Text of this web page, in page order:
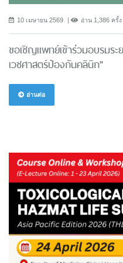
10 เมษายน 2569 อ่าน 1,386 ครั้ง
ขอเชิญแพทย์เข้าร่วมอบรมร
เวชศาสตร์ป้องกันคลินิก"
อ่านต่อ